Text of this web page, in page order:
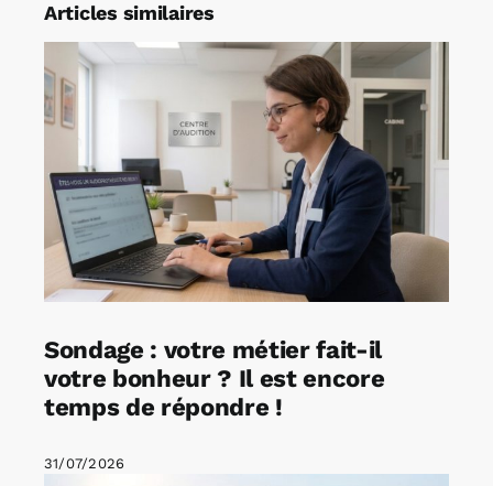
Articles similaires
Sondage : votre métier fait-il
votre bonheur ? Il est encore
temps de répondre !
31/07/2026